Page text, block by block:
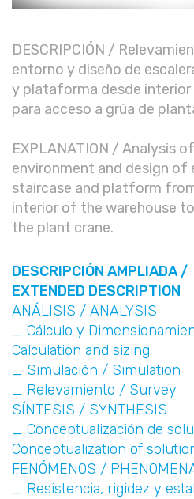
DESCRIPCIÓN /
entorno y diseño de
y plataforma desde interior
para acceso a grúa de
EXPLANATION / Analysis
environment and design of
staircase and platform
interior of the warehouse
the plant crane.
DESCRIPCIÓN AMPLIADA /
EXTENDED DESCRIPTION
ANÁLISIS / ANALYSIS
_ Cálculo y
Calculation and sizing
_ Simulación / Simulation
_ Relevamiento / Survey
SÍNTESIS / SYNTHESIS
_ Conceptualización de
Conceptualization of
FENÓMENOS /
_ Resistencia, rigidez y